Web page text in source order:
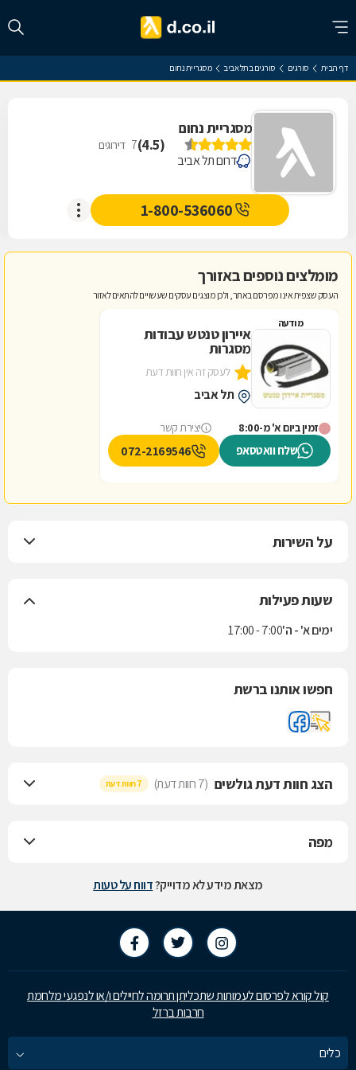
דף הבית סורגים סורגים בתל אביב מסגריית נחום
מסגריית נחום
(
4.5
)
7 דירוגים
דרום תל אביב
1-800-536060
מומלצים נוספים באזורך
העסק שצפית אינו מפרסם באתר, ולכן מוצגים עסקים שעשויים להתאים לאזור
מודעה
איירון טנטש עבודות
מסגרות
לעסק זה אין חוות דעת
תל אביב
זמין ביום א' מ-8:00 יצירת קשר
שלח וואטסאפ 072-2169546
על השירות
שעות פעילות
ימים א' - ה'7:00 - 17:00
חפשו אותנו ברשת
הצג חוות דעת גולשים (7 חוות דעת) 7 חוות דעת
מפה
מצאת מידע לא מדוייק?דווח על טעות
קול קורא לפרסום לעמותות שתכליתן תרומה לחיילים ו/או לנפגעי מלחמת
חרבות ברזל
כלים